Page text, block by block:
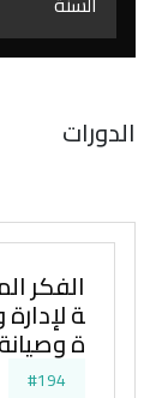
الدورات
الفكر
ة
ة
#194